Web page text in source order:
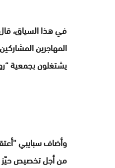
في هذا السياق، قال
يشتغلون بجمعية
وأضاف سبايبي
من أجل تخصيص حيّز